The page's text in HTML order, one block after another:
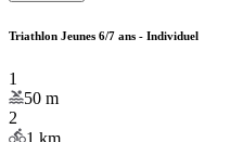
Triathlon Jeunes 6/7 ans - Individuel
1
50 m
2
1 km